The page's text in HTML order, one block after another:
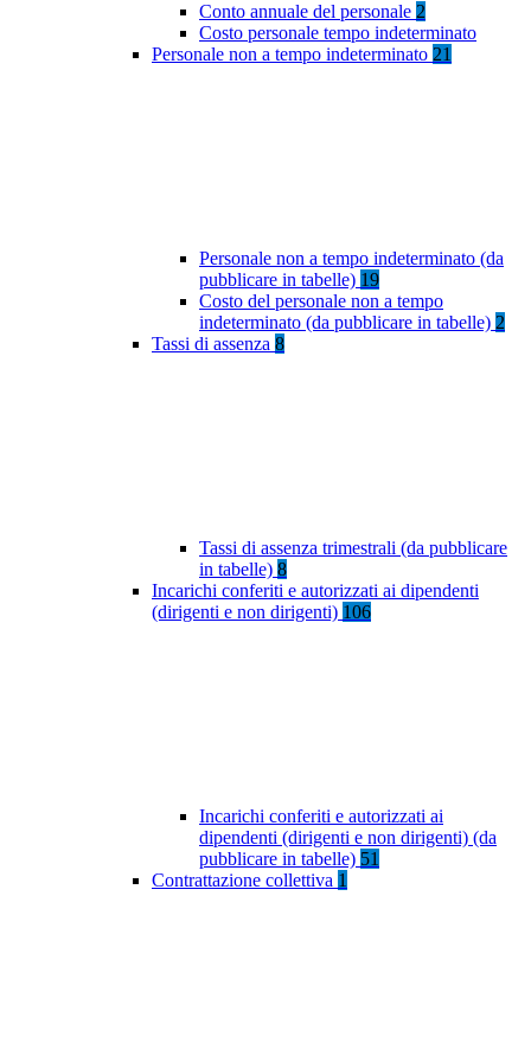
Conto annuale del personale 2
Costo personale tempo indeterminato
Personale non a tempo indeterminato 21
Personale non a tempo indeterminato (da
pubblicare in tabelle) 19
Costo del personale non a tempo
indeterminato (da pubblicare in tabelle) 2
Tassi di assenza 8
Tassi di assenza trimestrali (da pubblicare
in tabelle) 8
Incarichi conferiti e autorizzati ai dipendenti
(dirigenti e non dirigenti) 106
Incarichi conferiti e autorizzati ai
dipendenti (dirigenti e non dirigenti) (da
pubblicare in tabelle) 51
Contrattazione collettiva 1